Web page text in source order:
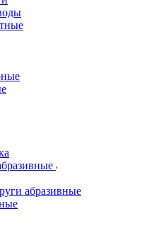
абразивные